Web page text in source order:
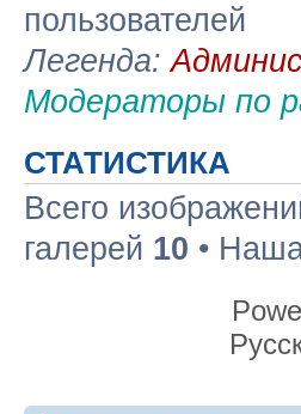
пользователей
Легенда:
Модераторы по
СТАТИСТИКА
Всего
галерей 10 •